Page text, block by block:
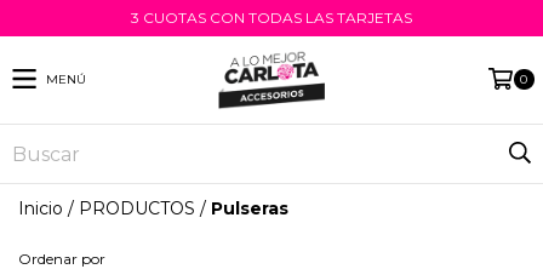
3 CUOTAS CON TODAS LAS TARJETAS
MENÚ 0
Inicio / PRODUCTOS / Pulseras
Ordenar por